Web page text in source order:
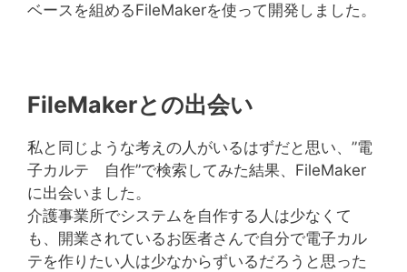
ベースを組めるFileMakerを使って開発しました。
FileMakerとの出会い
私と同じような考えの人がいるはずだと思い、”電
子カルテ 自作”で検索してみた結果、FileMaker
に出会いました。
介護事業所でシステムを自作する人は少なくて
も、開業されているお医者さんで自分で電子カル
テを作りたい人は少なからずいるだろうと思った